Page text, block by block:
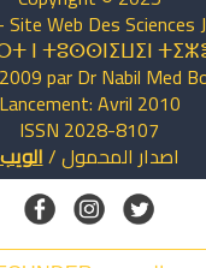
Web Des Sciences
ⵏ ⵜⵓⵙⵙⵏⵉⵡⵉⵏ
par Dr Nabil Med
Lancement: Avril 2010
ISSN 2028-8107
اصدار المحمول/الويب